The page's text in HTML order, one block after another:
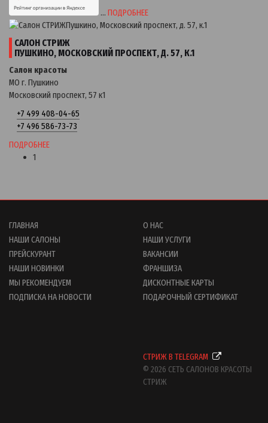
… ПОДРОБНЕЕ
САЛОН СТРИЖ
ПУШКИНО, МОСКОВСКИЙ ПРОСПЕКТ, Д. 57, К.1
Салон красоты
МО г. Пушкино
Московский проспект, 57 к1
+7 499 408-04-65
+7 496 586-73-73
ПОДРОБНЕЕ
1
ГЛАВНАЯ
НАШИ САЛОНЫ
ПРЕЙСКУРАНТ
НАШИ НОВИНКИ
МЫ РЕКОМЕНДУЕМ
ПОДПИСКА НА НОВОСТИ
О НАС
НАШИ УСЛУГИ
ВАКАНСИИ
ФРАНШИЗА
ДИСКОНТНЫЕ КАРТЫ
ПОДАРОЧНЫЙ СЕРТИФИКАТ
СТРИЖ В TELEGRAM
© 2026 СЕТЬ САЛОНОВ КРАСОТЫ
СТРИЖ